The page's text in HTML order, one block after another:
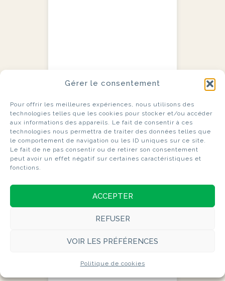
Gérer le consentement
Pour offrir les meilleures expériences, nous utilisons des
technologies telles que les cookies pour stocker et/ou accéder
aux informations des appareils. Le fait de consentir à ces
technologies nous permettra de traiter des données telles que
le comportement de navigation ou les ID uniques sur ce site.
Le fait de ne pas consentir ou de retirer son consentement
peut avoir un effet négatif sur certaines caractéristiques et
fonctions.
ACCEPTER
REFUSER
VOIR LES PRÉFÉRENCES
Politique de cookies